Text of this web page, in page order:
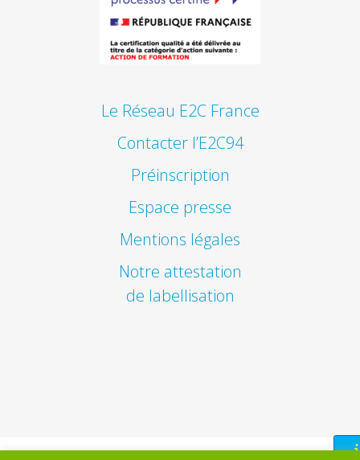
Le Réseau E2C France
Contacter l’E2C94
Préinscription
Espace presse
Mentions légales
Notre attestation
de labellisation